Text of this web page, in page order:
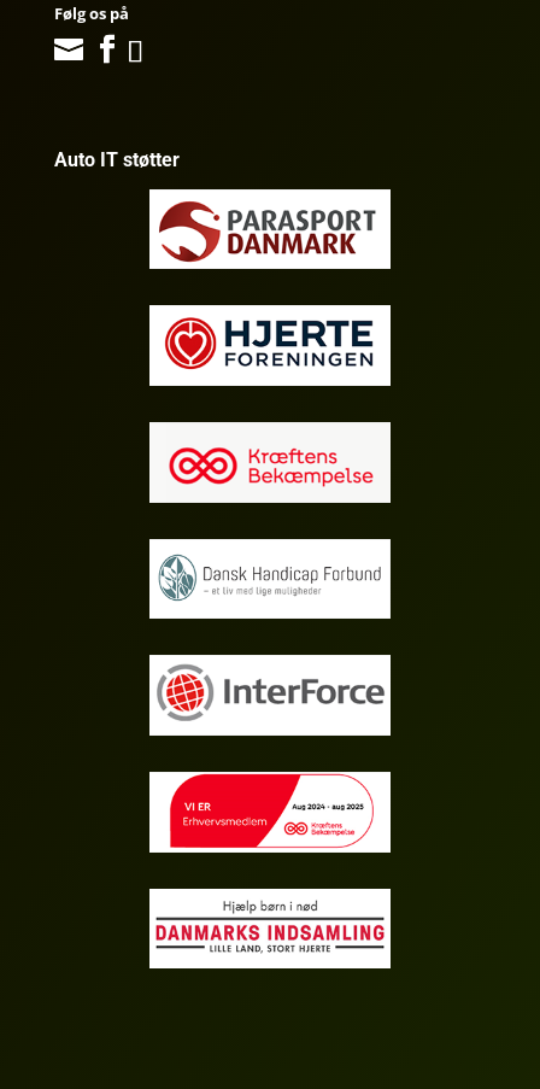
Følg os på
Auto IT støtter